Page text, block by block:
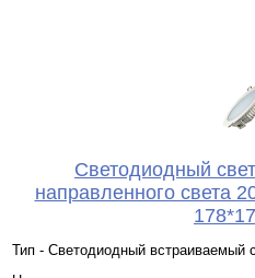
Светодиодный
направленного света
Тип - Светодиодный встраиваемый